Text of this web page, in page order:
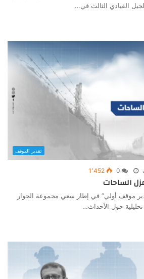
القيادي الثالث في…
تقدير الموقف
0 1٬452
الساحات
موقف أولي” في إطار سعي مجموعة الحوار
حول الأحداث…